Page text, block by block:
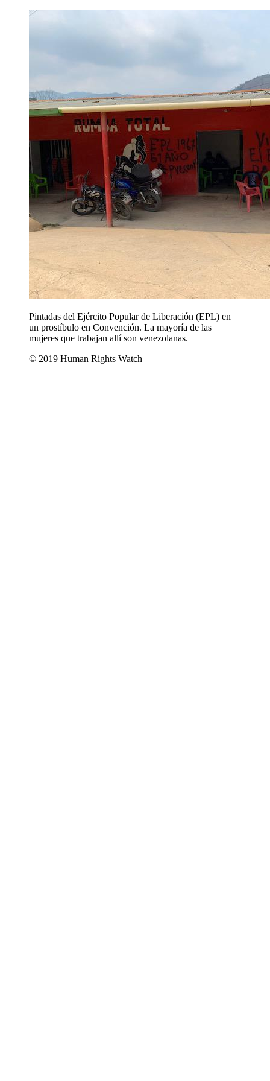
Pintadas del Ejército Popular de Liberación (EPL) en
un prostíbulo en Convención. La mayoría de las
mujeres que trabajan allí son venezolanas.
© 2019 Human Rights Watch